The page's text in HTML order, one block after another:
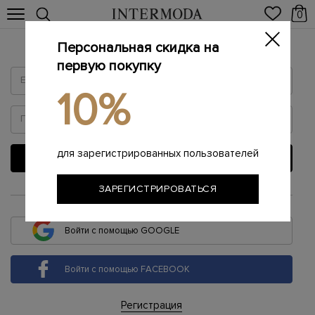
0
Войти
ВОЙТИ
или
Войти с помощью GOOGLE
Войти с помощью FACEBOOK
Регистрация
Персональная скидка на
первую покупку
10%
для зарегистрированных пользователей
ЗАРЕГИСТРИРОВАТЬСЯ